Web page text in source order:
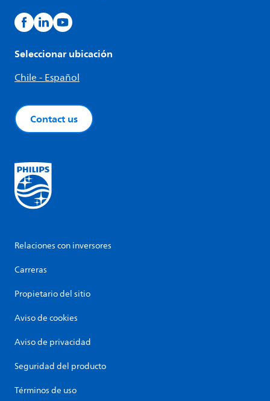
Seleccionar ubicación
Chile - Español
Contact us
Relaciones con inversores
Carreras
Propietario del sitio
Aviso de cookies
Aviso de privacidad
Seguridad del producto
Términos de uso